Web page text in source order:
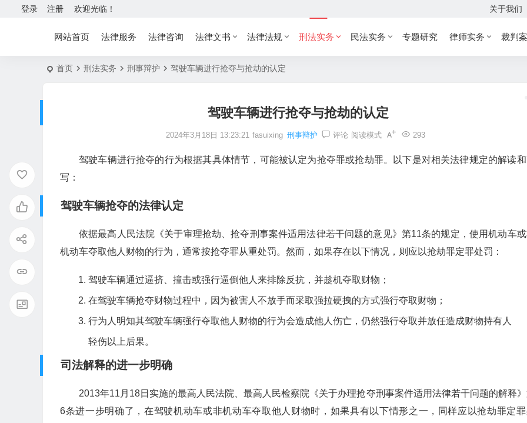
欢迎光临！
登录 注册 关于我们
网站首页 法律服务 法律咨询 法律文书 法律法规 刑法实务 民法实务 专题研究 律师实务 裁判
首页 刑法实务 刑事辩护 驾驶车辆进行抢夺与抢劫的认定
驾驶车辆进行抢夺与抢劫的认定
2024年3月18日 13:23:21 fasuixing 刑事辩护 评论 293
阅读模式
驾驶车辆进行抢夺的行为根据其具体情节，可能被认定为抢夺罪或抢劫罪。以下是对相关法律规定的解读
写：
驾驶车辆抢夺的法律认定
依据最高人民法院《关于审理抢劫、抢夺刑事案件适用法律若干问题的意见》第11条的规定，使用机动车
机动车夺取他人财物的行为，通常按抢夺罪从重处罚。然而，如果存在以下情况，则应以抢劫罪定罪处罚：
驾驶车辆通过逼挤、撞击或强行逼倒他人来排除反抗，并趁机夺取财物；
在驾驶车辆抢夺财物过程中，因为被害人不放手而采取强拉硬拽的方式强行夺取财物；
行为人明知其驾驶车辆强行夺取他人财物的行为会造成他人伤亡，仍然强行夺取并放任造成财物持有人
轻伤以上后果。
司法解释的进一步明确
2013年11月18日实施的最高人民法院、最高人民检察院《关于办理抢夺刑事案件适用法律若干问题的解释
6条进一步明确了，在驾驶机动车或非机动车夺取他人财物时，如果具有以下情形之一，同样应以抢劫罪定